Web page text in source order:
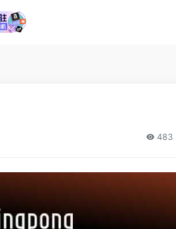
483